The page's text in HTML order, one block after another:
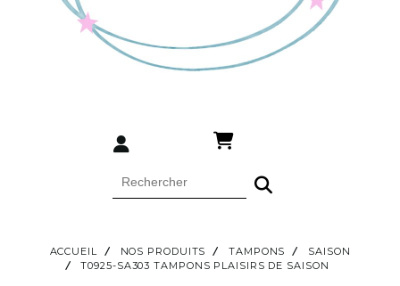
ACCUEIL NOS PRODUITS TAMPONS
SAISON
T0925-SA303 TAMPONS PLAISIRS DE SAISON